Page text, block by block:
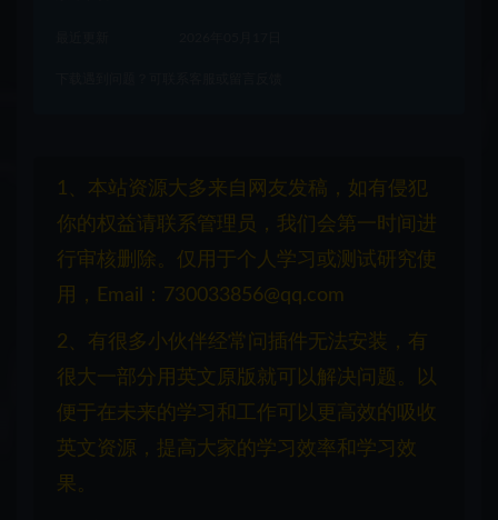
1、本站资源大多来自网友发稿，如有侵犯
你的权益请联系管理员，我们会第一时间进
行审核删除。仅用于个人学习或测试研究使
用，Email：730033856@qq.com
2、有很多小伙伴经常问插件无法安装，有
很大一部分用英文原版就可以解决问题。以
便于在未来的学习和工作可以更高效的吸收
英文资源，提高大家的学习效率和学习效
果。